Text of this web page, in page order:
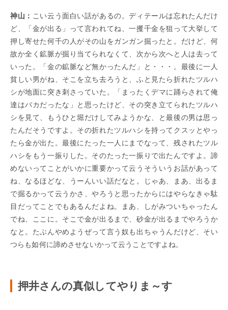
神山： こい云う面白い話があるの。ディテールは忘れたんだけ
ど、「金が出る」って言われてね、一攫千金を狙って大挙して
押し寄せた何千の人がその山をガンガン掘ったと。だけど、何
故か全く鉱脈が掘り当てられなくて、次から次へと人は去って
いった。「金の鉱脈など無かったんだ」と・・・。最後に一人
貧しい男がね、そこを立ち去ろうと、ふと見たら折れたツルハ
シが地面に突き刺さっていた。「まったくデマに踊らされて俺
達はバカだったな」と思ったけど、その突き立てられたツルハ
シを見て、もうひと堀だけしてみようかな、と最後の男は思っ
たんだそうですよ。その折れたツルハシを持ってクスッとやっ
たら金が出た。最後にたった一人にまでなって、残されたツル
ハシをもう一振りした。そのたった一振りで出たんですよ。諦
めないってことがいかに重要かって云うそういうお話があって
ね、なるほどな、うーんいい話だなと。じゃあ、まあ、出るま
で掘るかって云うかさ、やろうと思ったからにはやらなきゃ駄
目だってことでもあるんだよね。まあ、しがみついちゃったん
でね、ここに。そこで金が出るまで、砂金が出るまでやろうか
なと。たぶんやめようぜって言う奴も出ちゃうんだけど、そい
つらも如何に諦めさせないかって云うことですよね。
押井さんの真似してやりま～す